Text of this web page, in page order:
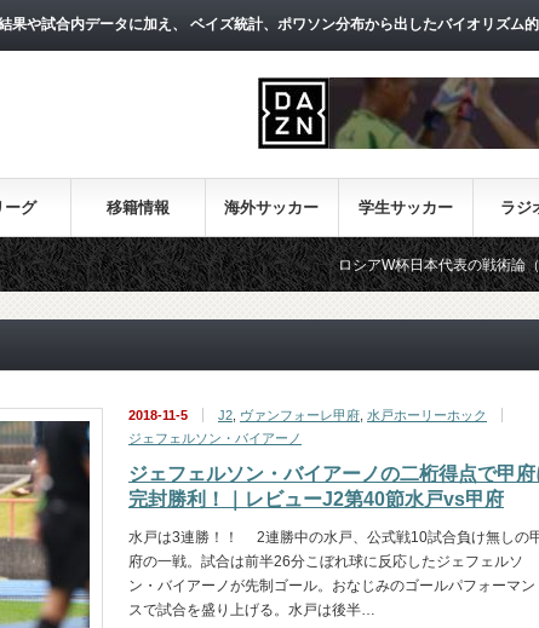
や試合内データに加え、 ベイズ統計、ポワソン分布から出したバイオリズム的
ーグ 移籍情報 海外サッカー 学生サッカー ラジ
ロシアW杯日本代表の戦術論（１）～西野
2018-11-5 J2 ヴァンフォーレ甲府 水戸ホーリーホック
ジェフェルソン・バイアーノ
ジェフェルソン・バイアーノの二桁得点で甲府
完封勝利！｜レビューJ2第40節水戸vs甲府
水戸は3連勝！！ 2連勝中の水戸、公式戦10試合負け無しの
府の一戦。試合は前半26分こぼれ球に反応したジェフェルソ
ン・バイアーノが先制ゴール。おなじみのゴールパフォーマン
スで試合を盛り上げる。水戸は後半…